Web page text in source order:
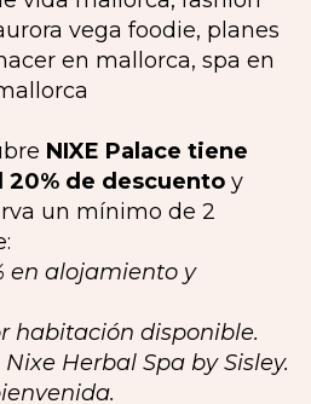
NIXE Palace tiene
20% de descuento y
un mínimo de 2
en alojamiento y
habitación disponible.
Herbal Spa by Sisley.